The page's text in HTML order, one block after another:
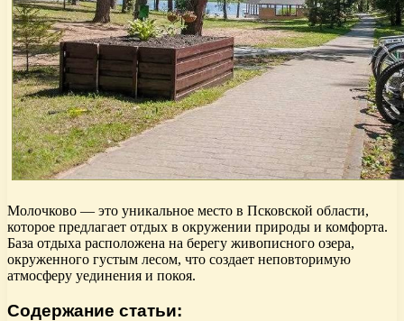
Молочково — это уникальное место в Псковской области,
которое предлагает отдых в окружении природы и комфорта.
База отдыха расположена на берегу живописного озера,
окруженного густым лесом, что создает неповторимую
атмосферу уединения и покоя.
Содержание статьи: